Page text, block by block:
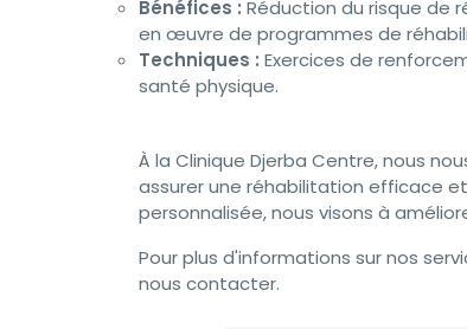
Bénéfices : Réduction du risque de
en œuvre de programmes de
Techniques : Exercices de
santé physique.
À la Clinique Djerba Centre, nous
assurer une réhabilitation efficace
personnalisée, nous visons à
Pour plus d'informations sur nos
nous contacter.